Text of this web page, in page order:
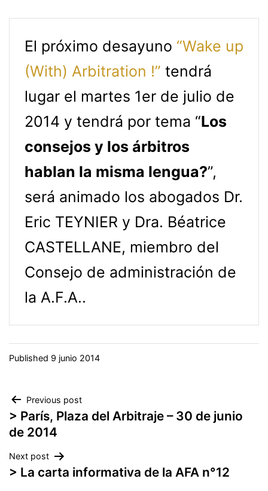
El próximo desayuno “Wake up
(With) Arbitration !” tendrá
lugar el martes 1er de julio de
2014 y tendrá por tema “Los
consejos y los árbitros
hablan la misma lengua?”,
será animado los abogados Dr.
Eric TEYNIER y Dra. Béatrice
CASTELLANE, miembro del
Consejo de administración de
la A.F.A..
Published 9 junio 2014
Navegación
de
entradas
Previous post
> París, Plaza del Arbitraje – 30 de junio
de 2014
Next post
> La carta informativa de la AFA n°12